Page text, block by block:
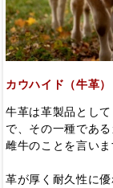
カウハイド（牛革）
牛革は革製品とし
で、その一種であ
雌牛のことを言いま
革が厚く耐久性に